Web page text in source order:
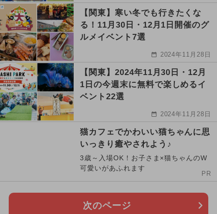
【関東】寒い冬でも行きたくな
る！11月30日・12月1日開催のグ
ルメイベント7選
2024年11月28日
【関東】2024年11月30日・12月
1日の今週末に無料で楽しめるイ
ベント22選
2024年11月28日
猫カフェでかわいい猫ちゃんに思
いっきり癒やされよう♪
3歳～入場OK！お子さま×猫ちゃんのW
可愛いがあふれます
PR
次のページ